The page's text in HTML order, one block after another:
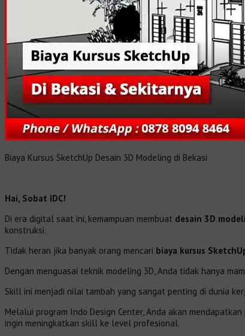
Biaya Kursus SketchUp Desain 3D Modeling di Bekasi
Hai, Sobat IDC!
Di era digital saat ini, kemampuan membuat desain 3D
konstruksi.
Tidak heran jika banyak orang mencari biaya kursus
Dengan menguasai teknik modeling 3D, Anda tidak hanya
Skill ini menjadi nilai tambah yang sangat penting di dunia
Melalui program Indo Design Center, Anda akan
ingin meningkatkan skill ke level profesional.